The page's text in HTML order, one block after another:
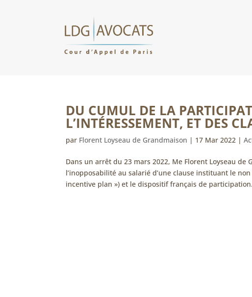
DU CUMUL DE LA
L’INTÉRESSEMENT, ET DES
par Florent Loyseau de Grandmaison | 17 Mar 2022 |
Dans un arrêt du 23 mars 2022, Me Florent Loyseau de
l’inopposabilité au salarié d’une clause instituant le
incentive plan ») et le dispositif français de